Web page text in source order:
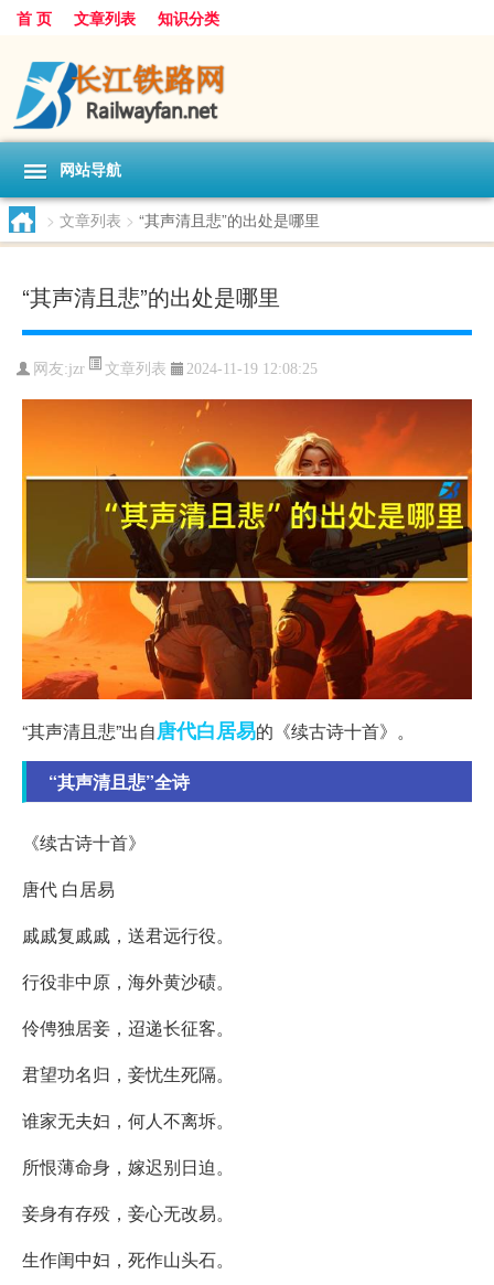
首 页 文章列表 知识分类
网站导航
> 文章列表 > “其声清且悲”的出处是哪里
“其声清且悲”的出处是哪里
网友:jzr 文章列表 2024-11-19 12:08:25
“其声清且悲”出自唐代白居易的《续古诗十首》。
“其声清且悲”全诗
《续古诗十首》
唐代 白居易
戚戚复戚戚，送君远行役。
行役非中原，海外黄沙碛。
伶俜独居妾，迢递长征客。
君望功名归，妾忧生死隔。
谁家无夫妇，何人不离坼。
所恨薄命身，嫁迟别日迫。
妾身有存殁，妾心无改易。
生作闺中妇，死作山头石。